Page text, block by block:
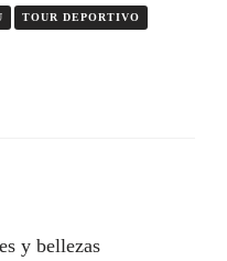
TOUR DEPORTIVO
y bellezas